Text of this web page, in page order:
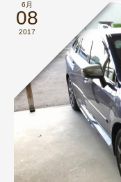
6月
08
2017